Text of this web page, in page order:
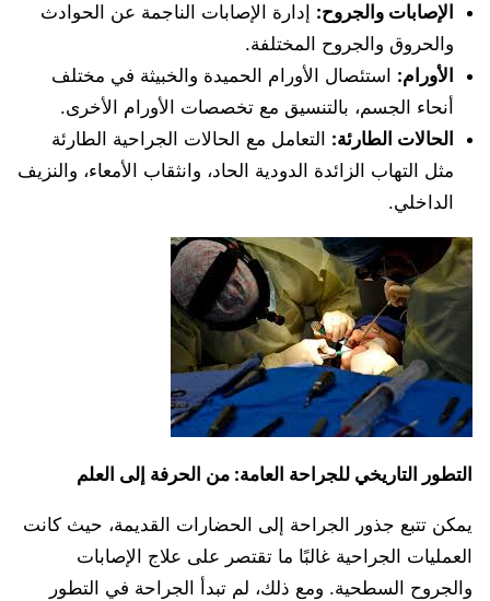
الإصابات والجروح: إدارة الإصابات الناجمة عن الحوادث
والحروق والجروح المختلفة.
الأورام: استئصال الأورام الحميدة والخبيثة في مختلف
أنحاء الجسم، بالتنسيق مع تخصصات الأورام الأخرى.
الحالات الطارئة: التعامل مع الحالات الجراحية الطارئة
مثل التهاب الزائدة الدودية الحاد، وانثقاب الأمعاء، والنزيف
الداخلي.
التطور التاريخي للجراحة العامة: من الحرفة إلى العلم
يمكن تتبع جذور الجراحة إلى الحضارات القديمة، حيث كانت
العمليات الجراحية غالبًا ما تقتصر على علاج الإصابات
والجروح السطحية. ومع ذلك، لم تبدأ الجراحة في التطور